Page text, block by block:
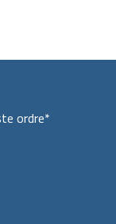
ordre*